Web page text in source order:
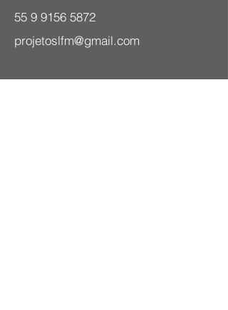
ORÇE AGORA MESMO
55 9 9156 5872
projetoslfm@gmail.com